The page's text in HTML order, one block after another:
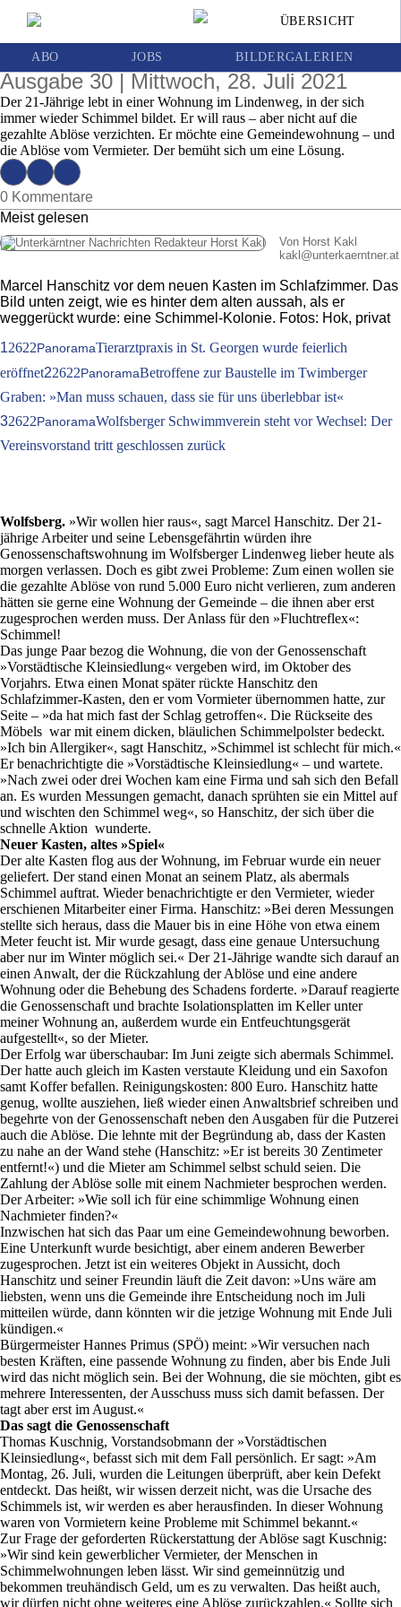
ÜBERSICHT
ABO JOBS BILDERGALERIEN
Schimmel in Genossenschaftswohnung:
und Geld
Ausgabe 30 | Mittwoch, 28. Juli 2021
Der 21-Jährige lebt in einer Wohnung im Lindenweg, in der sich
immer wieder Schimmel bildet. Er will raus – aber nicht auf die
gezahlte Ablöse verzichten. Er möchte eine Gemeindewohnung – und
die Ablöse vom Vermieter. Der bemüht sich um eine Lösung.
0 Kommentare
Meist gelesen
Von Horst Kakl
kakl @unterkaerntner.at
Marcel Hanschitz vor dem neuen Kasten im Schlafzimmer. Das
Bild unten zeigt, wie es hinter dem alten aussah, als er
weggerückt wurde: eine Schimmel-Kolonie. Fotos: Hok, privat
12622PanoramaTierarztpraxis in St. Georgen wurde feierlich
eröffnet22622PanoramaBetroffene zur Baustelle im Twimberger
Graben: »Man muss schauen, dass sie für uns überlebbar ist«
32622PanoramaWolfsberger Schwimmverein steht vor Wechsel: Der
Vereinsvorstand tritt geschlossen zurück
Wolfsberg. »Wir wollen hier raus«, sagt Marcel Hanschitz. Der 21-
jährige Arbeiter und seine Lebensgefährtin würden ihre
Genossenschaftswohnung im Wolfsberger Lindenweg lieber heute als
morgen verlassen. Doch es gibt zwei Probleme: Zum einen wollen sie
die gezahlte Ablöse von rund 5.000 Euro nicht verlieren, zum anderen
hätten sie gerne eine Wohnung der Gemeinde – die ihnen aber erst
zugesprochen werden muss. Der Anlass für den »Fluchtreflex«:
Schimmel!
Das junge Paar bezog die Wohnung, die von der Genossenschaft
»Vorstädtische Kleinsiedlung« vergeben wird, im Oktober des
Vorjahrs. Etwa einen Monat später rückte Hanschitz den
Schlafzimmer-Kasten, den er vom Vormieter übernommen hatte, zur
Seite – »da hat mich fast der Schlag getroffen«. Die Rückseite des
Möbels war mit einem dicken, bläulichen Schimmelpolster bedeckt.
»Ich bin Allergiker«, sagt Hanschitz, »Schimmel ist schlecht für mich.«
Er benachrichtigte die »Vorstädtische Kleinsiedlung« – und wartete.
»Nach zwei oder drei Wochen kam eine Firma und sah sich den Befall
an. Es wurden Messungen gemacht, danach sprühten sie ein Mittel auf
und wischten den Schimmel weg«, so Hanschitz, der sich über die
schnelle Aktion wunderte.
Neuer Kasten, altes »Spiel«
Der alte Kasten flog aus der Wohnung, im Februar wurde ein neuer
geliefert. Der stand einen Monat an seinem Platz, als abermals
Schimmel auftrat. Wieder benachrichtigte er den Vermieter, wieder
erschienen Mitarbeiter einer Firma. Hanschitz: »Bei deren Messungen
stellte sich heraus, dass die Mauer bis in eine Höhe von etwa einem
Meter feucht ist. Mir wurde gesagt, dass eine genaue Untersuchung
aber nur im Winter möglich sei.« Der 21-Jährige wandte sich darauf an
einen Anwalt, der die Rückzahlung der Ablöse und eine andere
Wohnung oder die Behebung des Schadens forderte. »Darauf reagierte
die Genossenschaft und brachte Isolationsplatten im Keller unter
meiner Wohnung an, außerdem wurde ein Entfeuchtungsgerät
aufgestellt«, so der Mieter.
Der Erfolg war überschaubar: Im Juni zeigte sich abermals Schimmel.
Der hatte auch gleich im Kasten verstaute Kleidung und ein Saxofon
samt Koffer befallen. Reinigungskosten: 800 Euro. Hanschitz hatte
genug, wollte ausziehen, ließ wieder einen Anwaltsbrief schreiben und
begehrte von der Genossenschaft neben den Ausgaben für die Putzerei
auch die Ablöse. Die lehnte mit der Begründung ab, dass der Kasten
zu nahe an der Wand stehe (Hanschitz: »Er ist bereits 30 Zentimeter
entfernt!«) und die Mieter am Schimmel selbst schuld seien. Die
Zahlung der Ablöse solle mit einem Nachmieter besprochen werden.
Der Arbeiter: »Wie soll ich für eine schimmlige Wohnung einen
Nachmieter finden?«
Inzwischen hat sich das Paar um eine Gemeindewohnung beworben.
Eine Unterkunft wurde besichtigt, aber einem anderen Bewerber
zugesprochen. Jetzt ist ein weiteres Objekt in Aussicht, doch
Hanschitz und seiner Freundin läuft die Zeit davon: »Uns wäre am
liebsten, wenn uns die Gemeinde ihre Entscheidung noch im Juli
mitteilen würde, dann könnten wir die jetzige Wohnung mit Ende Juli
kündigen.«
Bürgermeister Hannes Primus (SPÖ) meint: »Wir versuchen nach
besten Kräften, eine passende Wohnung zu finden, aber bis Ende Juli
wird das nicht möglich sein. Bei der Wohnung, die sie möchten, gibt es
mehrere Interessenten, der Ausschuss muss sich damit befassen. Der
tagt aber erst im August.«
Das sagt die Genossenschaft
Thomas Kuschnig, Vorstandsobmann der »Vorstädtischen
Kleinsiedlung«, befasst sich mit dem Fall persönlich. Er sagt: »Am
Montag, 26. Juli, wurden die Leitungen überprüft, aber kein Defekt
entdeckt. Das heißt, wir wissen derzeit nicht, was die Ursache des
Schimmels ist, wir werden es aber herausfinden. In dieser Wohnung
waren von Vormietern keine Probleme mit Schimmel bekannt.«
Zur Frage der geforderten Rückerstattung der Ablöse sagt Kuschnig:
»Wir sind kein gewerblicher Vermieter, der Menschen in
Schimmelwohnungen leben lässt. Wir sind gemeinnützig und
bekommen treuhändisch Geld, um es zu verwalten. Das heißt auch,
wir dürfen nicht ohne weiteres eine Ablöse zurückzahlen.« Sollte sich